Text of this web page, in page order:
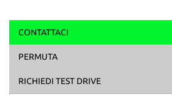
Ho letto e accettol'informativa
Acconsento al trattamento dei miei
CONTATTACI
PERMUTA
RICHIEDI TEST DRIVE